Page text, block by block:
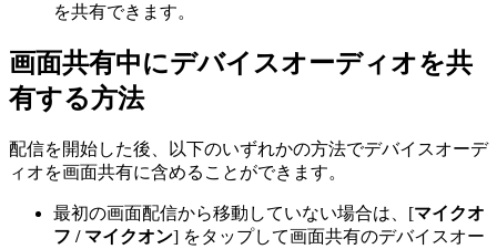
を共有できます。
画面共有中にデバイスオーディオを共
有する方法
配信を開始した後、以下のいずれかの方法でデバイスオーデ
ィオを画面共有に含めることができます。
最初の画面配信から移動していない場合は、[マイクオ
フ / マイクオン] をタップして画面共有のデバイスオー